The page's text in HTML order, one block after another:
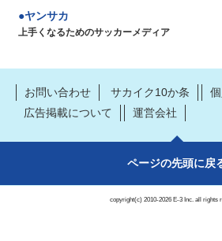
ヤンサカ
上手くなるためのサッカーメディア
お問い合わせ サカイク10か条
広告掲載について
運営会社
ページの先頭に戻
copyright(c) 2010-2026 E-3 Inc. all rights